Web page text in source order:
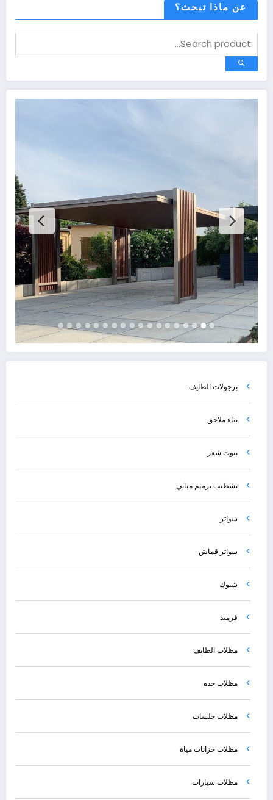
عن ماذا تبحث؟
برجولات الطايف
بناء ملاحق
بيوت شعر
تشطيب ترميم مباني
سواتر
سواتر قماش
شبوك
قرميد
مظلات الطايف
مظلات جده
مظلات جلسات
مظلات خزانات مياة
مظلات سيارات